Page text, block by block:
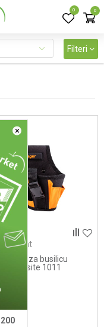
0 0
×
Filteri
za alat
alata za busilicu
Jobsite 1011